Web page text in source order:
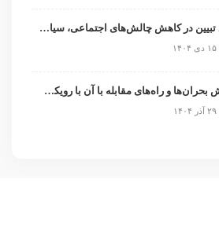
نقش جهاد تبیین در کاهش چالش‌های اجتماعی، سیاسی و امنیتی
علل پیدایش بحران‌ها و راه‌های مقابله با آن با رویکرد شناختی